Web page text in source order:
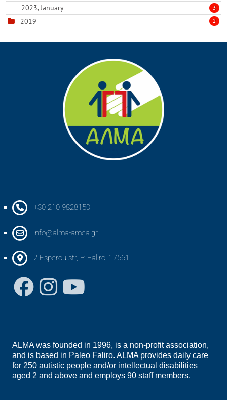
2023, January 3
2019 2
+30 210 9828150
info@alma-amea.gr
2 Esperou str, P. Faliro, 17561
ALMA was founded in 1996, is a non-profit association,
and is based in Paleo Faliro. ALMA provides daily care
for 250 autistic people and/or intellectual disabilities
aged 2 and above and employs 90 staff members.